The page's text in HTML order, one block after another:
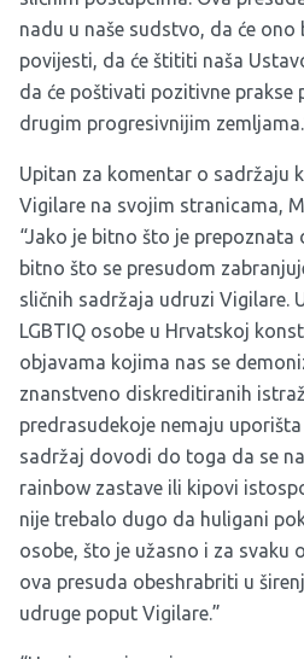
nadu u naše sudstvo, da će
povijesti, da će štititi naša
da će poštivati pozitivne prakse
drugim progresivnijim
Upitan za komentar o sadržaju
Vigilare na svojim stranicama,
“Jako je bitno što je
bitno što se presudom
sličnih sadržaja udruzi Vigilare.
LGBTIQ osobe u Hrvatskoj
objavama kojima nas se
znanstveno diskreditiranih
predrasudekoje nemaju
sadržaj dovodi do toga da se
rainbow zastave ili kipovi
nije trebalo dugo da huligani
osobe, što je užasno i za svaku
ova presuda obeshrabriti u
udruge poput Vigilare.”